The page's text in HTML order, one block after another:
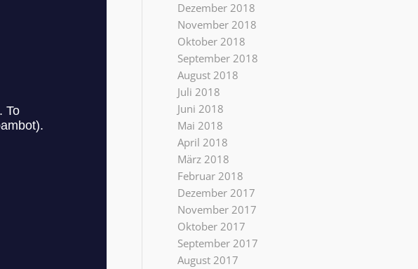
Dezember 2018
November 2018
Oktober 2018
September 2018
August 2018
Juli 2018
Juni 2018
Mai 2018
April 2018
März 2018
Februar 2018
Dezember 2017
November 2017
Oktober 2017
September 2017
August 2017